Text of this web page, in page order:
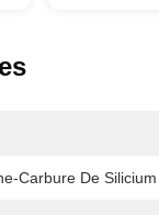
Carbure De Silicium